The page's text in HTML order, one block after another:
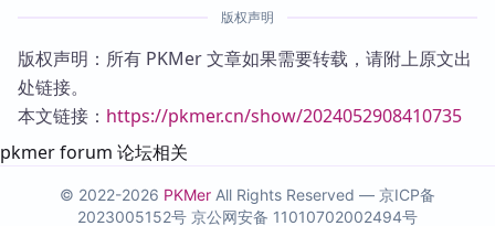
版权声明
版权声明：所有 PKMer 文章如果需要转载，请附上原文出
处链接。
本文链接： https://pkmer.cn/show/2024052908410735
pkmer forum 论坛相关
© 2022-2026 PKMer All Rights Reserved — 京ICP备
2023005152号 京公网安备 11010702002494号